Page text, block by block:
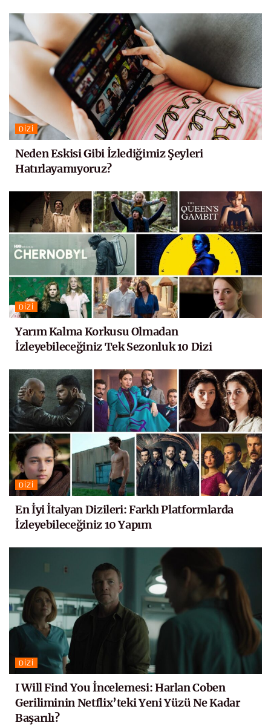
DIZI
Neden Eskisi Gibi İzlediğimiz Şeyleri
Hatırlayamıyoruz?
DIZI
Yarım Kalma Korkusu Olmadan
İzleyebileceğiniz Tek Sezonluk 10 Dizi
DIZI
En İyi İtalyan Dizileri: Farklı Platformlarda
İzleyebileceğiniz 10 Yapım
DIZI
I Will Find You İncelemesi: Harlan Coben
Geriliminin Netflix’teki Yeni Yüzü Ne Kadar
Başarılı?